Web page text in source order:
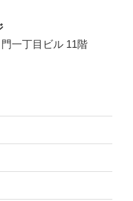
一丁目ビル 11階